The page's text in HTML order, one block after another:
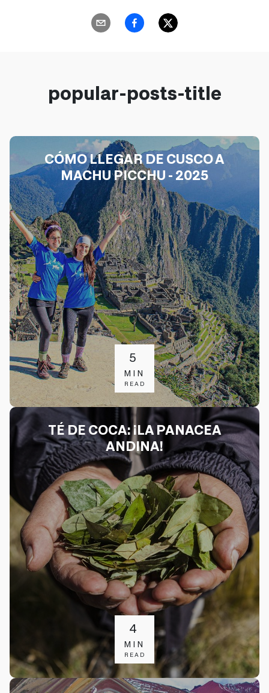
popular-posts-title
CÓMO LLEGAR DE CUSCO A
MACHU PICCHU - 2025
5
MIN
READ
TÉ DE COCA: ¡LA PANACEA
ANDINA!
4
MIN
READ